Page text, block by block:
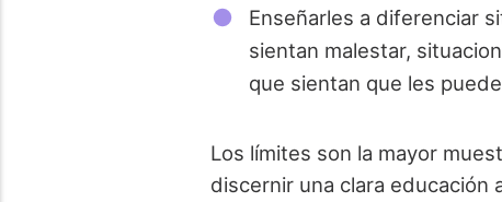
Enseñarles a diferenciar
sientan malestar,
que sientan que les
Los límites son la mayor
discernir una clara